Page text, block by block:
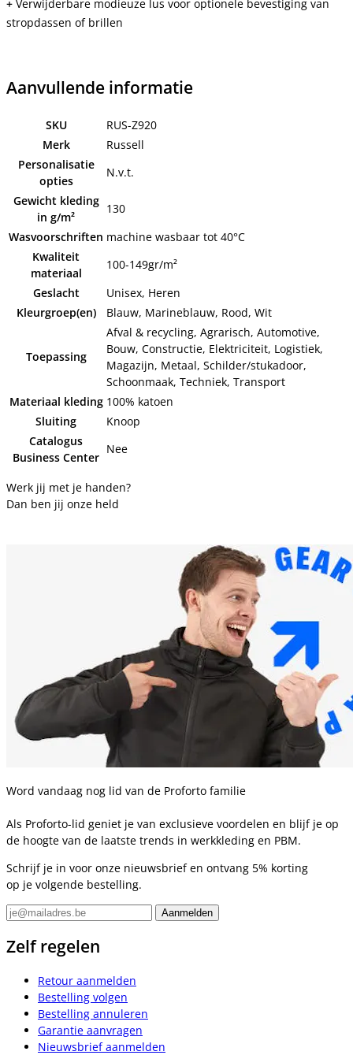
+ Verwijderbare modieuze lus voor optionele bevestiging van
stropdassen of brillen
Aanvullende informatie
SKU
RUS-Z920
Merk
Russell
Personalisatie
opties
N.v.t.
Gewicht kleding
in g/m²
130
Wasvoorschriften machine wasbaar tot 40°C
Kwaliteit
materiaal
100-149gr/m²
Geslacht
Unisex, Heren
Kleurgroep(en)
Blauw, Marineblauw, Rood, Wit
Toepassing
Afval & recycling, Agrarisch, Automotive,
Bouw, Constructie, Elektriciteit, Logistiek,
Magazijn, Metaal, Schilder/stukadoor,
Schoonmaak, Techniek, Transport
Materiaal kleding 100% katoen
Sluiting
Knoop
Catalogus
Business Center
Nee
Werk jij met je handen?
Dan ben jij onze held
Word vandaag nog lid van de Proforto familie
Als Proforto-lid geniet je van exclusieve voordelen en blijf je op
de hoogte van de laatste trends in werkkleding en PBM.
Schrijf je in voor onze nieuwsbrief en ontvang 5% korting
op je volgende bestelling.
Zelf regelen
Retour aanmelden
Bestelling volgen
Bestelling annuleren
Garantie aanvragen
Nieuwsbrief aanmelden